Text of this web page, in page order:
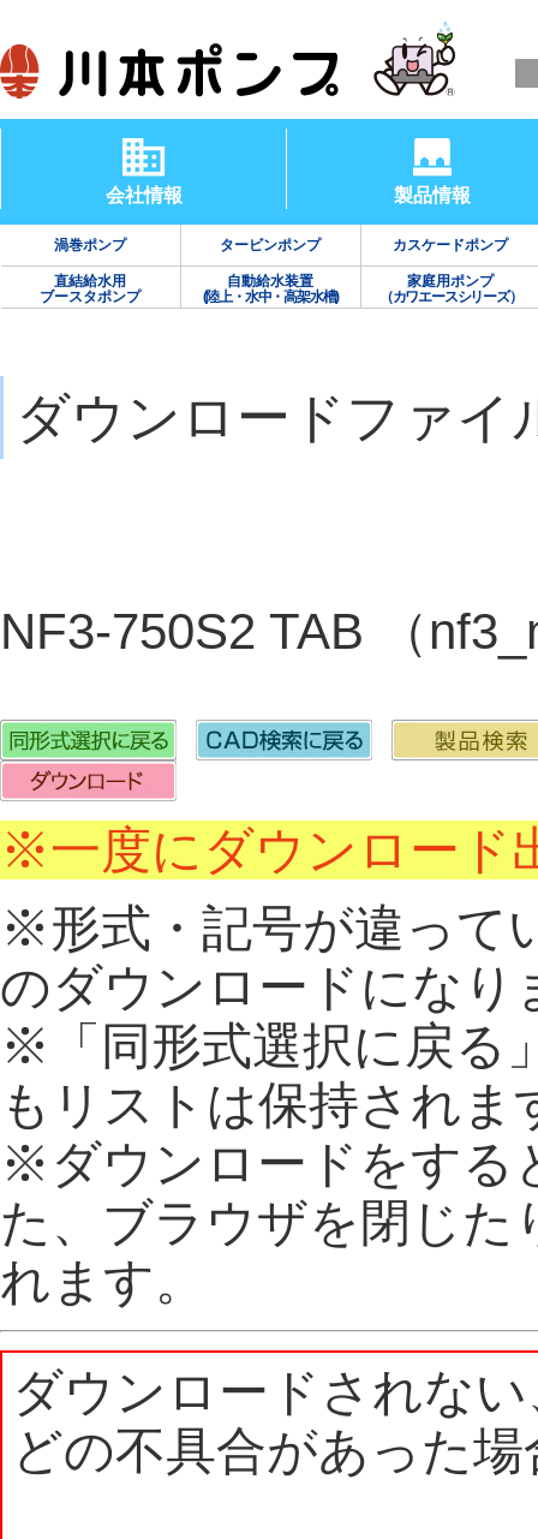
会社情報 製品情報
渦巻ポンプ タービンポンプ カスケードポンプ
直結給水用
ブースタポンプ
自動給水装置
(陸上・水中・高架水槽)
家庭用ポンプ
（カワエースシリーズ）
ダウンロードファイ
NF3-750S2 TAB （
※一度にダウンロード
※形式・記号が違って
のダウンロードになり
※「同形式選択に戻る
もリストは保持されま
※ダウンロードをする
た、ブラウザを閉じた
れます。
ダウンロードされな
どの不具合があった